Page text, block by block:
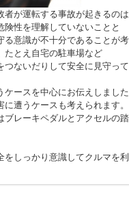
が運転する事故が起きるの
性を理解していないことと
意識が不十分であることが
たとえ自宅の駐車場など
ないだりして安全に見守っ
ースを中心にお伝えしまし
遭うケースも考えられます。
ブレーキペダルとアクセルの
しっかり意識してクルマを